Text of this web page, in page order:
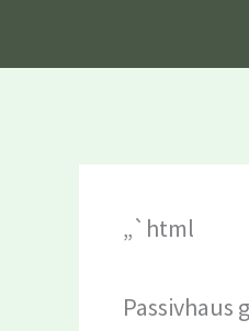
„`html
Passivhaus